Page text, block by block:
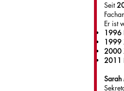
Seit
Er ist
1996
1999
2000
2011
Sarah